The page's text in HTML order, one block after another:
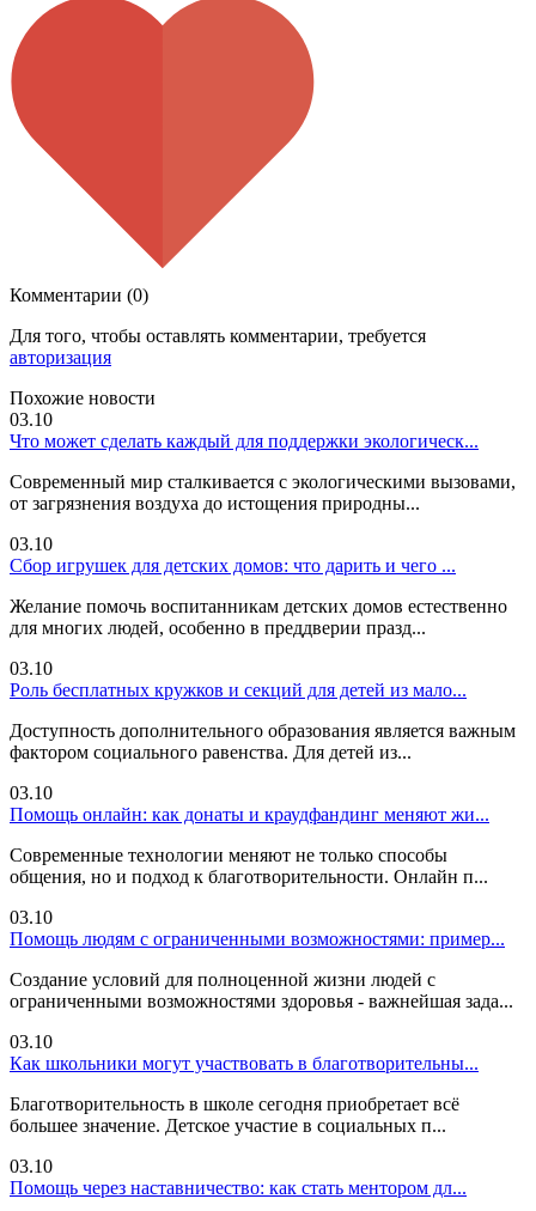
Комментарии (0)
Для того, чтобы оставлять комментарии, требуется
авторизация
Похожие новости
03.10
Что может сделать каждый для поддержки экологическ...
Современный мир сталкивается с экологическими вызовами,
от загрязнения воздуха до истощения природны...
03.10
Сбор игрушек для детских домов: что дарить и чего ...
Желание помочь воспитанникам детских домов естественно
для многих людей, особенно в преддверии празд...
03.10
Роль бесплатных кружков и секций для детей из мало...
Доступность дополнительного образования является важным
фактором социального равенства. Для детей из...
03.10
Помощь онлайн: как донаты и краудфандинг меняют жи...
Современные технологии меняют не только способы
общения, но и подход к благотворительности. Онлайн п...
03.10
Помощь людям с ограниченными возможностями: пример...
Создание условий для полноценной жизни людей с
ограниченными возможностями здоровья - важнейшая зада...
03.10
Как школьники могут участвовать в благотворительны...
Благотворительность в школе сегодня приобретает всё
большее значение. Детское участие в социальных п...
03.10
Помощь через наставничество: как стать ментором дл...